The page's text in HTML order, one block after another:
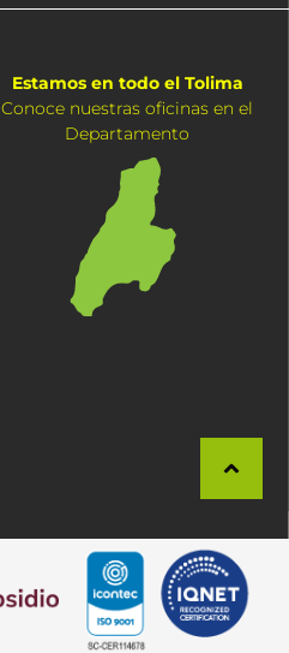
Estamos en todo el Tolima
Conoce nuestras oficinas en el
Departamento